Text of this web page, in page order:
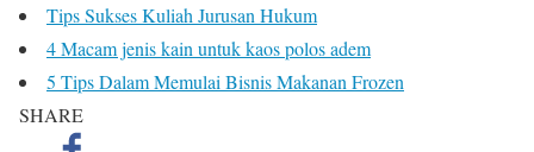
Tips Sukses Kuliah Jurusan Hukum
4 Macam jenis kain untuk kaos polos adem
5 Tips Dalam Memulai Bisnis Makanan Frozen
SHARE